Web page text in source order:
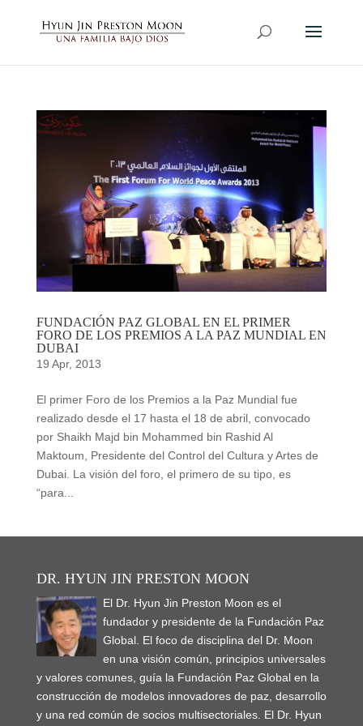
FUNDACIÓN PAZ GLOBAL EN EL PRIMER
FORO DE LOS PREMIOS A LA PAZ MUNDIAL EN
DUBAI
19 Apr, 2013
El primer Foro de los Premios a la Paz Mundial fue
realizado desde el 17 hasta el 18 de abril, convocado
por Shaikh Majd bin Mohammed bin Rashid Al
Maktoum, Presidente del Control del Cultura y Artes de
Dubai. La visión del foro, el primero de su tipo, es
“para...
DR. HYUN JIN PRESTON MOON
El Dr. Hyun Jin Preston Moon es el
fundador y presidente de la Fundación Paz
Global. El foco de disciplina del Dr. Moon
en una visión común, principios universales
y valores comunes, guía la Fundación Paz Global en la
construcción de modelos innovadores de paz, desarrollo
y una red común de socios multisectoriales. El Dr. Hyun